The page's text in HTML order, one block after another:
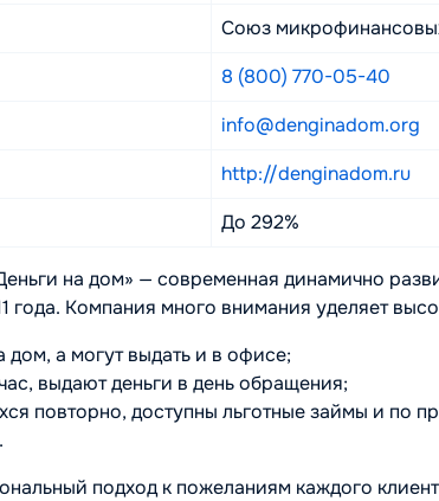
Союз
8 (800) 770-05-40
info@denginadom.org
http://denginadom.ru
До 292%
на дом» — современная динамично
года. Компания много внимания уделяет
дом, а могут выдать и в офисе;
выдают деньги в день обращения;
повторно, доступны льготные займы и по
подход к пожеланиям каждого